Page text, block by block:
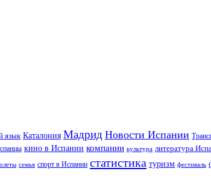
язык Каталония Мадрид Новости Испании
кино в Испании компании культура литература
семья спорт в Испании статистика туризм фестиваль